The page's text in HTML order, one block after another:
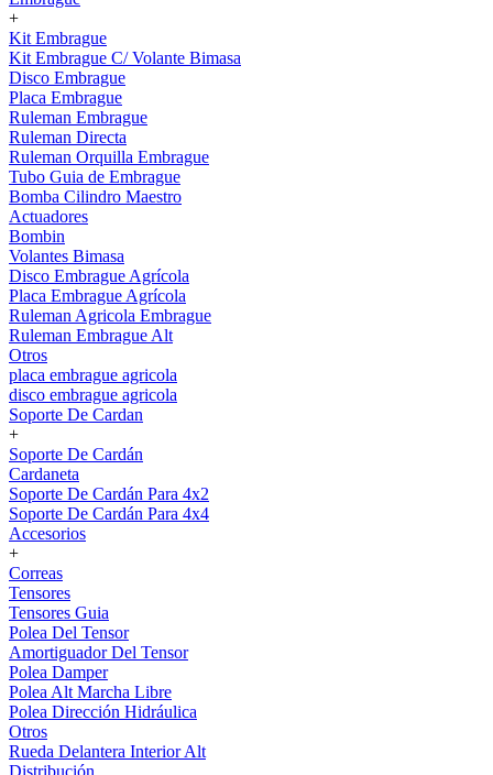
+
Kit Embrague
Kit Embrague C/ Volante Bimasa
Disco Embrague
Placa Embrague
Ruleman Embrague
Ruleman Directa
Ruleman Orquilla Embrague
Tubo Guia de Embrague
Bomba Cilindro Maestro
Actuadores
Bombin
Volantes Bimasa
Disco Embrague Agrícola
Placa Embrague Agrícola
Ruleman Agricola Embrague
Ruleman Embrague Alt
Otros
placa embrague agricola
disco embrague agricola
Soporte De Cardan
+
Soporte De Cardán
Cardaneta
Soporte De Cardán Para 4x2
Soporte De Cardán Para 4x4
Accesorios
+
Correas
Tensores
Tensores Guia
Polea Del Tensor
Amortiguador Del Tensor
Polea Damper
Polea Alt Marcha Libre
Polea Dirección Hidráulica
Otros
Rueda Delantera Interior Alt
Distribución